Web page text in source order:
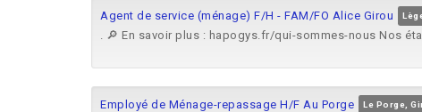
Agent de service (ménage) F/H - FAM/FO Alice Girou
. 🔎 En savoir plus : hapogys.fr/qui-sommes-nous Nos
Employé de Ménage-repassage H/F Au Porge Le Porge,